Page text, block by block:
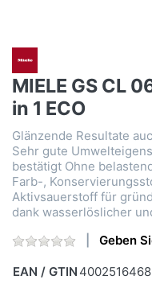
MIELE GS CL
in 1 ECO
Glänzende Resultate
Sehr gute
bestätigt Ohne
Farb-,
Aktivsauerstoff für
dank wasserlöslicher
Geben
EAN / GTIN